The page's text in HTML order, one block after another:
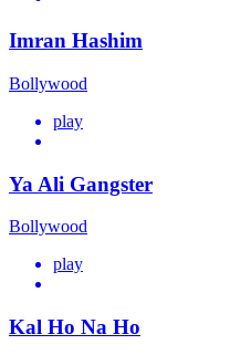
Imran Hashim
Bollywood
play
Ya Ali Gangster
Bollywood
play
Kal Ho Na Ho